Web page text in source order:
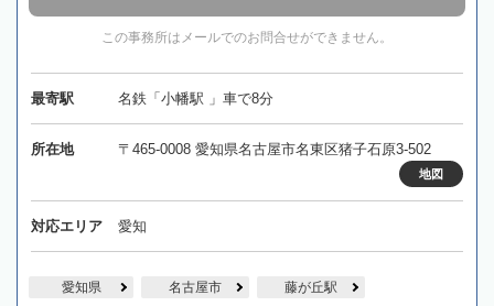
この事務所はメールでのお問合せができません。
最寄駅 名鉄「小幡駅 」車で8分
所在地 〒465-0008 愛知県名古屋市名東区猪子石原3-502
地図
対応エリア 愛知
愛知県 名古屋市 藤が丘駅